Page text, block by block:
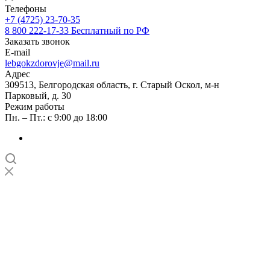
Телефоны
+7 (4725) 23-70-35
8 800 222-17-33 Бесплатный по РФ
Заказать звонок
E-mail
lebgokzdorovje@mail.ru
Адрес
309513, Белгородская область, г. Старый Оскол, м-н
Парковый, д. 30
Режим работы
Пн. – Пт.: с 9:00 до 18:00